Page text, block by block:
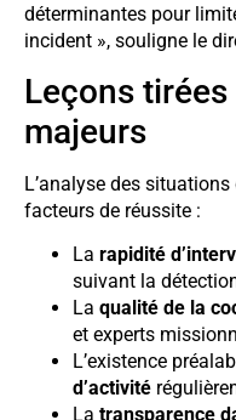
déterminantes pour
incident », souligne le
Leçons
majeurs
L’analyse des
facteurs de réussite :
La rapidité
suivant la
La qualité de la
et experts
L’existence
d’activité
La transparence